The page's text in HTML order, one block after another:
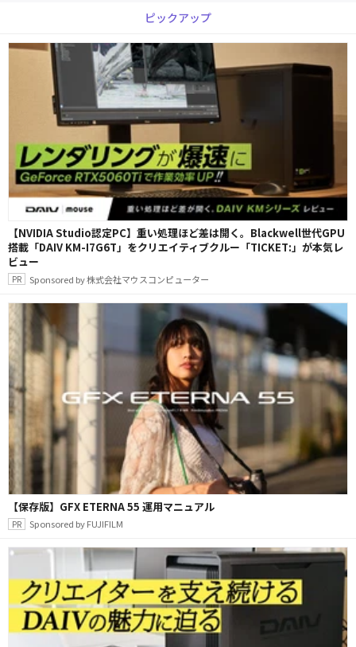
ピックアップ
【NVIDIA Studio認定PC】重い処理ほど差は開く。Blackwell世代GPU
搭載「DAIV KM-I7G6T」をクリエイティブクルー「TICKET:」が本気レ
ビュー
Sponsored by 株式会社マウスコンピューター
【保存版】GFX ETERNA 55 運用マニュアル
Sponsored by FUJIFILM